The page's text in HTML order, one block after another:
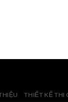
THIẾT KẾ THI